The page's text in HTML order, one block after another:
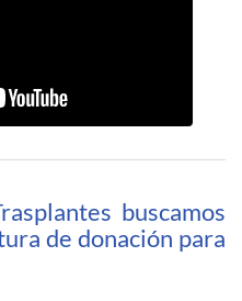
buscamos
de donación para